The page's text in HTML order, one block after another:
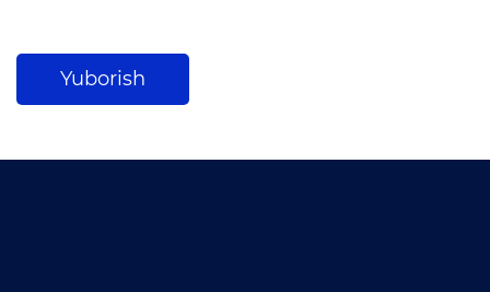
Murojaatlar
Yangiliklar
Yuborish